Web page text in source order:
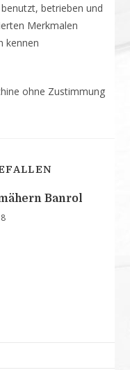
betrieben und
Merkmalen
kennen
ohne Zustimmung
Banrol